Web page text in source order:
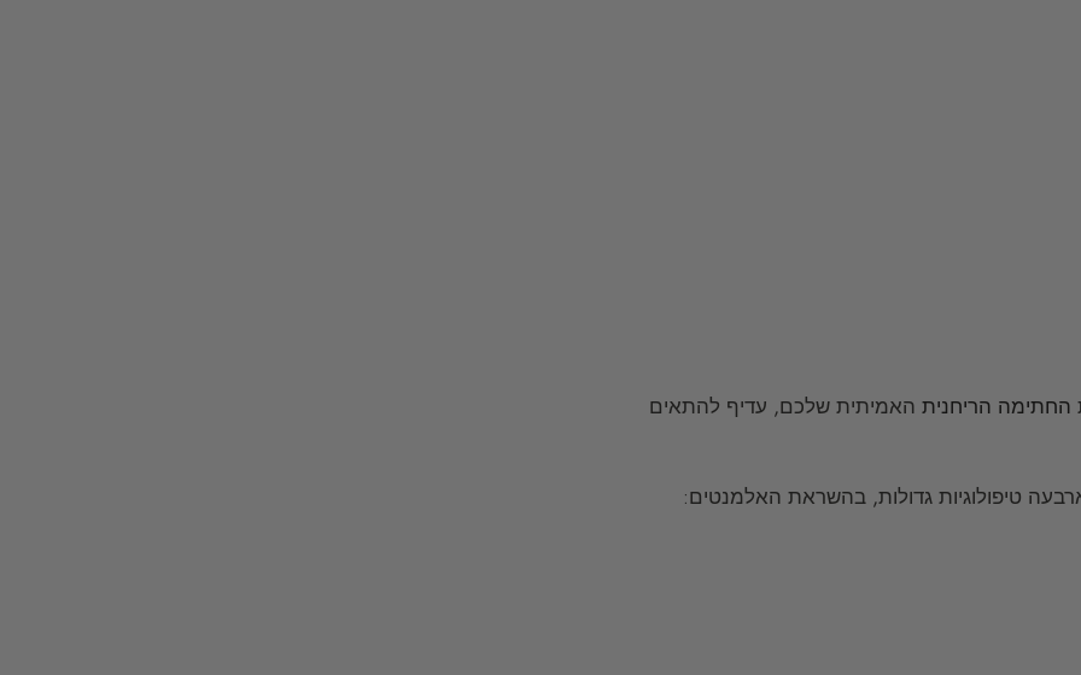
החתימה הריחנית האמיתית שלכם, עדיף להתאים
טיפולוגיות גדולות, בהשראת האלמנטים: